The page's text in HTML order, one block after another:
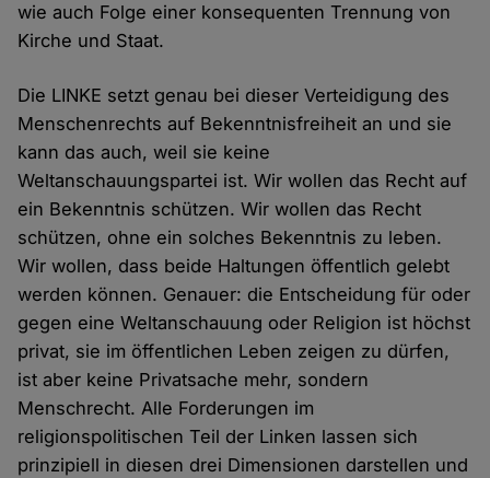
wie auch Folge einer konsequenten Trennung von
Kirche und Staat.
Die LINKE setzt genau bei dieser Verteidigung des
Menschenrechts auf Bekenntnisfreiheit an und sie
kann das auch, weil sie keine
Weltanschauungspartei ist. Wir wollen das Recht auf
ein Bekenntnis schützen. Wir wollen das Recht
schützen, ohne ein solches Bekenntnis zu leben.
Wir wollen, dass beide Haltungen öffentlich gelebt
werden können. Genauer: die Entscheidung für oder
gegen eine Weltanschauung oder Religion ist höchst
privat, sie im öffentlichen Leben zeigen zu dürfen,
ist aber keine Privatsache mehr, sondern
Menschrecht. Alle Forderungen im
religionspolitischen Teil der Linken lassen sich
prinzipiell in diesen drei Dimensionen darstellen und